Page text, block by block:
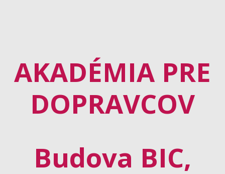
AKADÉMIA PRE
DOPRAVCOV
Budova BIC,